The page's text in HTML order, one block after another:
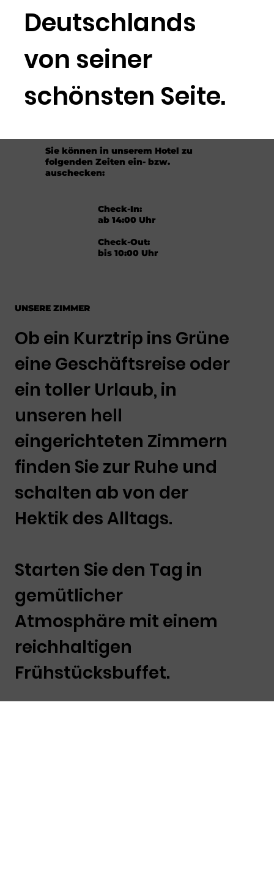
Deutschlands
von seiner
schönsten Seite.
UNSERE ZIMMER
Ob ein Kurztrip ins Grüne
eine Geschäftsreise oder
ein toller Urlaub, in
unseren hell
eingerichteten Zimmern
finden Sie zur Ruhe und
schalten ab von der
Hektik des Alltags.
Starten Sie den Tag in
gemütlicher
Atmosphäre mit einem
reichhaltigen
Frühstücksbuffet.
Sie können in unserem Hotel zu
folgenden Zeiten ein- bzw.
auschecken:
Check-Out:
bis 10:00 Uhr
Check-In:
ab 14:00 Uhr